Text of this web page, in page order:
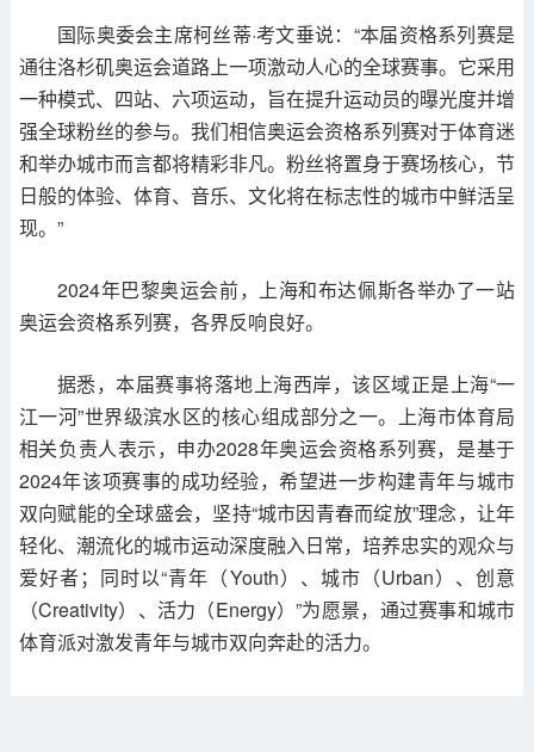
国际奥委会主席柯丝蒂·考文垂说：“本届资格系列赛是
通往洛杉矶奥运会道路上一项激动人心的全球赛事。它采用
一种模式、四站、六项运动，旨在提升运动员的曝光度并增
强全球粉丝的参与。我们相信奥运会资格系列赛对于体育迷
和举办城市而言都将精彩非凡。粉丝将置身于赛场核心，节
日般的体验、体育、音乐、文化将在标志性的城市中鲜活呈
现。”
2024年巴黎奥运会前，上海和布达佩斯各举办了一站
奥运会资格系列赛，各界反响良好。
据悉，本届赛事将落地上海西岸，该区域正是上海“一
江一河”世界级滨水区的核心组成部分之一。上海市体育局
相关负责人表示，申办2028年奥运会资格系列赛，是基于
2024年该项赛事的成功经验，希望进一步构建青年与城市
双向赋能的全球盛会，坚持“城市因青春而绽放”理念，让年
轻化、潮流化的城市运动深度融入日常，培养忠实的观众与
爱好者；同时以“青年（Youth）、城市（Urban）、创意
（Creativity）、活力（Energy）”为愿景，通过赛事和城市
体育派对激发青年与城市双向奔赴的活力。